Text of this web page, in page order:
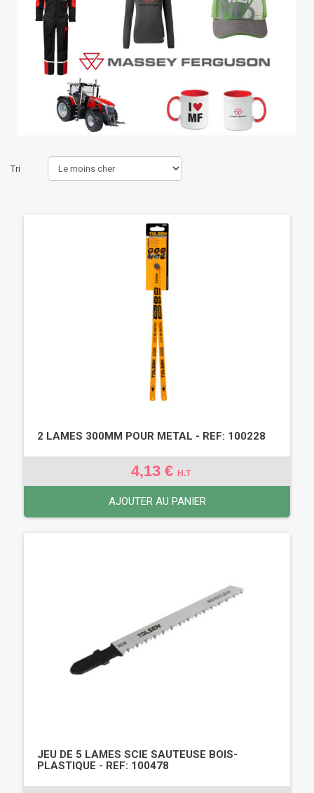
Tri
2 LAMES 300MM POUR METAL - REF: 100228
4,13 € H.T
AJOUTER AU PANIER
JEU DE 5 LAMES SCIE SAUTEUSE BOIS-
PLASTIQUE - REF: 100478